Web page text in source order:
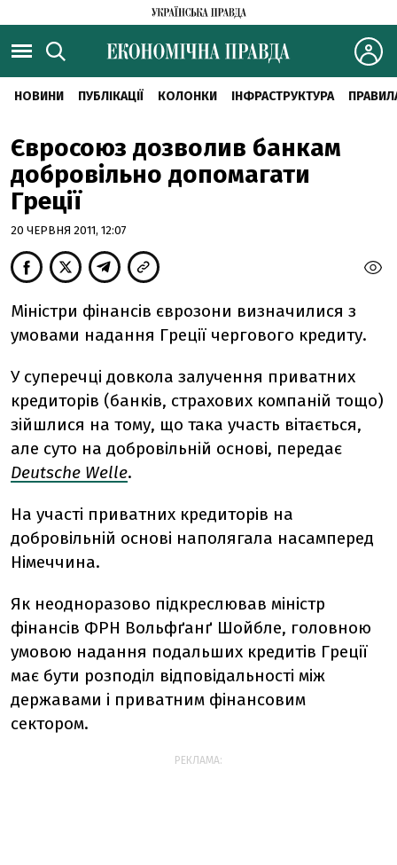
НОВИНИ ПУБЛІКАЦІЇ КОЛОНКИ ІНФРАСТРУКТУРА
Євросоюз дозволив банкам
добровільно допомагати
Греції
20 ЧЕРВНЯ 2011, 12:07
Міністри фінансів єврозони визначилися з
умовами надання Греції чергового кредиту.
У суперечці довкола залучення приватних
кредиторів (банків, страхових компаній тощо)
зійшлися на тому, що така участь вітається,
але суто на добровільній основі, передає
Deutsche Welle.
На участі приватних кредиторів на
добровільній основі наполягала насамперед
Німеччина.
Як неодноразово підкреслював міністр
фінансів ФРН Вольфґанґ Шойбле, головною
умовою надання подальших кредитів Греції
має бути розподіл відповідальності між
державами і приватним фінансовим
сектором.
РЕКЛАМА: